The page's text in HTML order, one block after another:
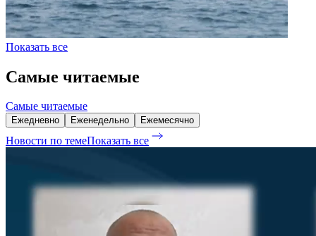
Показать все
Самые читаемые
Самые читаемые
Ежедневно Еженедельно Ежемесячно
Новости по темеПоказать все